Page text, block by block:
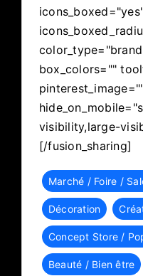
box_colors=""
visibility,large-
[/fusion_sharing]
Marché / Foire /
Décoration
Concept Store /
Beauté / Bien être